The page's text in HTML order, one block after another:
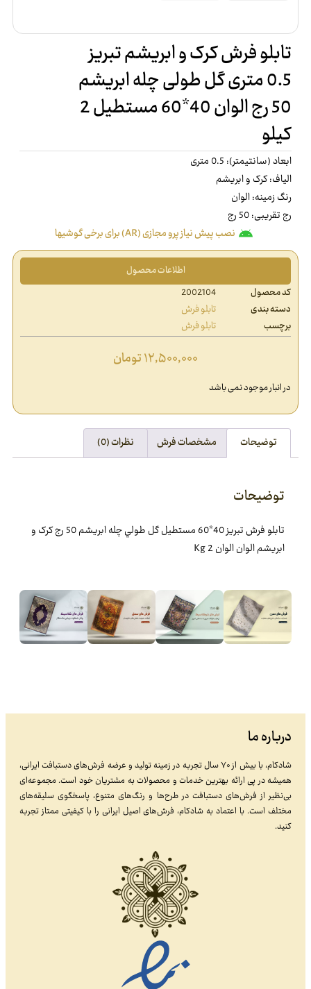
تابلو فرش کرک و ابریشم تبریز
0.5 متری گل طولی چله ابریشم
50 رج الوان 40*60 مستطیل 2
کیلو
ابعاد (سانتیمتر): 0.5 متری
الیاف: کرک و ابریشم
رنگ زمینه: الوان
رج تقریبی: 50 رج
نصب پیش نیاز پرو مجازی (AR) برای برخی گوشیها
اطلاعات محصول
کد محصول
2002104
دسته بندی
تابلو فرش
برچسب
تابلو فرش
۱۲,۵۰۰,۰۰۰تومان
در انبار موجود نمی باشد
توضیحات مشخصات فرش نظرات (0)
توضیحات
تابلو فرش تبريز 40*60 مستطيل گل طولي چله ابريشم 50 رج کرک و
ابريشم الوان الوان 2 Kg
درباره ما
شادکام، با بیش از ۷۰ سال تجربه در زمینه تولید و عرضه فرش‌های دستبافت ایرانی،
همیشه در پی ارائه بهترین خدمات و محصولات به مشتریان خود است. مجموعه‌ای
بی‌نظیر از فرش‌های دستبافت در طرح‌ها و رنگ‌های متنوع، پاسخگوی سلیقه‌های
مختلف است. با اعتماد به شادکام، فرش‌های اصیل ایرانی را با کیفیتی ممتاز تجربه
کنید.